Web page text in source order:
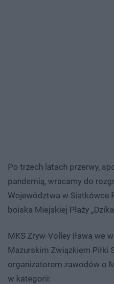
Po trzech latach przerwy,
pandemią, wracamy do
Województwa w Siatkówce
boiska Miejskiej Plaży
MKS Zryw-Volley Iława we
Mazurskim Związkiem Piłki
organizatorem zawodów o
w kategorii: